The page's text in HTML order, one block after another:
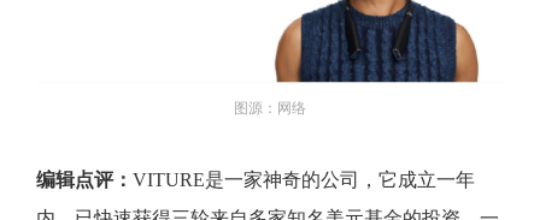
图源：网络
编辑点评： VITURE是一家神奇的公司，它成立一年